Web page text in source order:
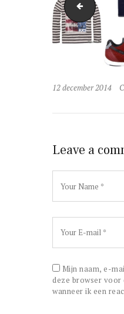
first inspiration
12 december 2014
Leave a
Mijn naam, e-
deze browser voor
wanneer ik een